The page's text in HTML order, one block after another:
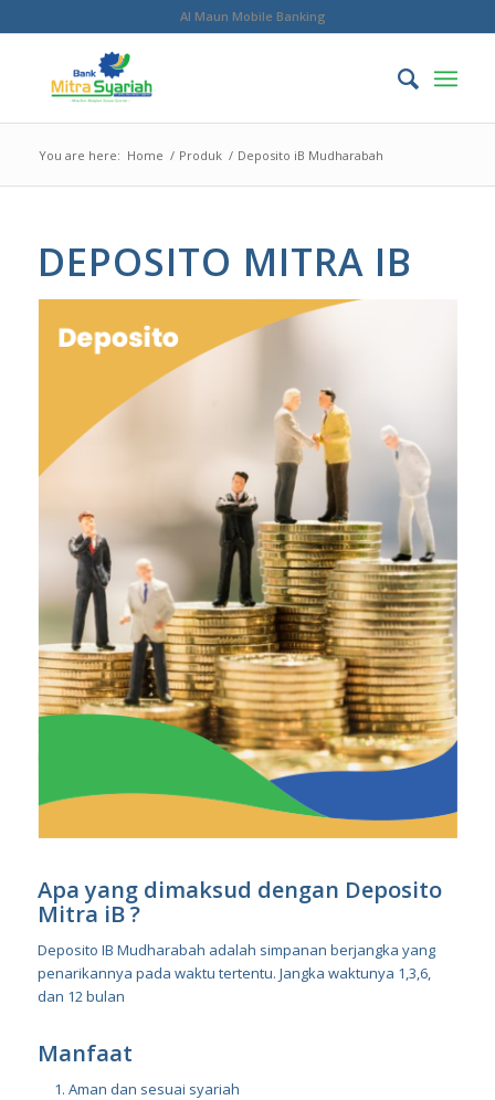
Al Maun Mobile Banking
You are here: Home / Produk / Deposito iB Mudharabah
DEPOSITO MITRA IB
Apa yang dimaksud dengan Deposito
Mitra iB ?
Deposito IB Mudharabah adalah simpanan berjangka yang
penarikannya pada waktu tertentu. Jangka waktunya 1,3,6,
dan 12 bulan
Manfaat
Aman dan sesuai syariah